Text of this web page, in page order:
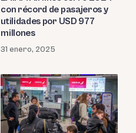
con récord de pasajeros y
utilidades por USD 977
millones
31 enero, 2025